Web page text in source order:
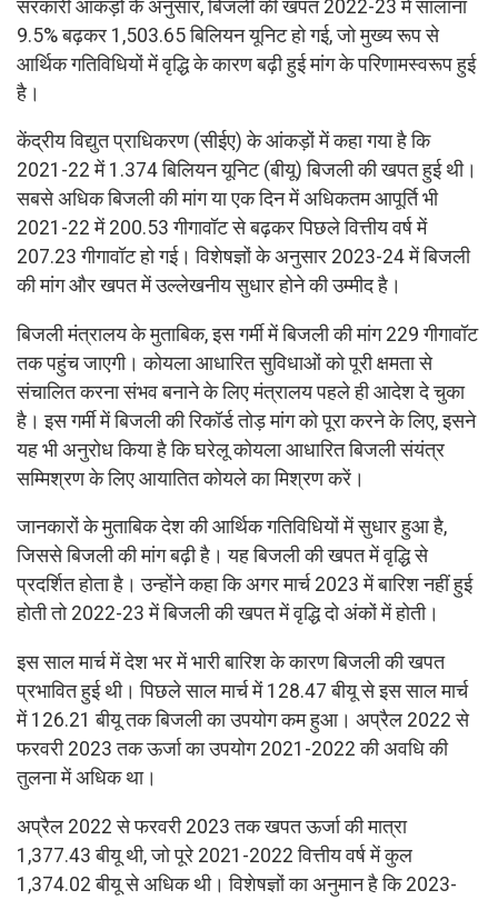
सरकारी आंकड़ों के अनुसार, बिजली की खपत 2022-23 में सालाना
9.5% बढ़कर 1,503.65 बिलियन यूनिट हो गई, जो मुख्य रूप से
आर्थिक गतिविधियों में वृद्धि के कारण बढ़ी हुई मांग के परिणामस्वरूप हुई
है।
केंद्रीय विद्युत प्राधिकरण (सीईए) के आंकड़ों में कहा गया है कि
2021-22 में 1.374 बिलियन यूनिट (बीयू) बिजली की खपत हुई थी।
सबसे अधिक बिजली की मांग या एक दिन में अधिकतम आपूर्ति भी
2021-22 में 200.53 गीगावॉट से बढ़कर पिछले वित्तीय वर्ष में
207.23 गीगावॉट हो गई। विशेषज्ञों के अनुसार 2023-24 में बिजली
की मांग और खपत में उल्लेखनीय सुधार होने की उम्मीद है।
बिजली मंत्रालय के मुताबिक, इस गर्मी में बिजली की मांग 229 गीगावॉट
तक पहुंच जाएगी। कोयला आधारित सुविधाओं को पूरी क्षमता से
संचालित करना संभव बनाने के लिए मंत्रालय पहले ही आदेश दे चुका
है। इस गर्मी में बिजली की रिकॉर्ड तोड़ मांग को पूरा करने के लिए, इसने
यह भी अनुरोध किया है कि घरेलू कोयला आधारित बिजली संयंत्र
सम्मिश्रण के लिए आयातित कोयले का मिश्रण करें।
जानकारों के मुताबिक देश की आर्थिक गतिविधियों में सुधार हुआ है,
जिससे बिजली की मांग बढ़ी है। यह बिजली की खपत में वृद्धि से
प्रदर्शित होता है। उन्होंने कहा कि अगर मार्च 2023 में बारिश नहीं हुई
होती तो 2022-23 में बिजली की खपत में वृद्धि दो अंकों में होती।
इस साल मार्च में देश भर में भारी बारिश के कारण बिजली की खपत
प्रभावित हुई थी। पिछले साल मार्च में 128.47 बीयू से इस साल मार्च
में 126.21 बीयू तक बिजली का उपयोग कम हुआ। अप्रैल 2022 से
फरवरी 2023 तक ऊर्जा का उपयोग 2021-2022 की अवधि की
तुलना में अधिक था।
अप्रैल 2022 से फरवरी 2023 तक खपत ऊर्जा की मात्रा
1,377.43 बीयू थी, जो पूरे 2021-2022 वित्तीय वर्ष में कुल
1,374.02 बीयू से अधिक थी। विशेषज्ञों का अनुमान है कि 2023-